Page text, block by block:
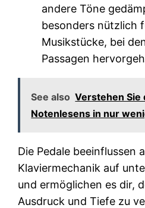
andere Töne
besonders nützlich
Musikstücke, bei
Passagen
See also Verstehen Sie
Notenlesens in nur
Die Pedale beeinflussen
Klaviermechanik auf
und ermöglichen es dir,
Ausdruck und Tiefe zu